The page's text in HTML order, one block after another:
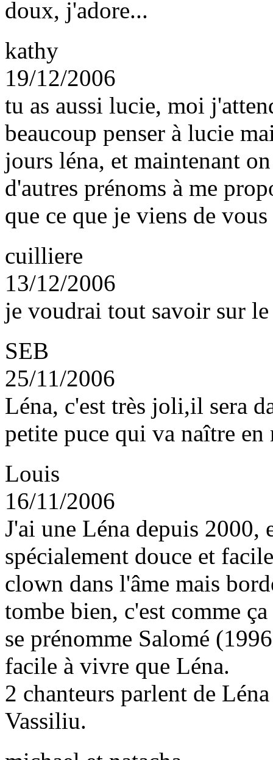
doux, j'adore...
kathy
19/12/2006
tu as aussi lucie, moi
beaucoup penser à lucie
jours léna, et maintenant
d'autres prénoms à me
que ce que je viens de
cuilliere
13/12/2006
je voudrai tout savoir sur
SEB
25/11/2006
Léna, c'est très joli,il sera
petite puce qui va naître en
Louis
16/11/2006
J'ai une Léna depuis 2000,
spécialement douce et
clown dans l'âme mais
tombe bien, c'est comme
se prénomme Salomé
facile à vivre que Léna.
2 chanteurs parlent de
Vassiliu.